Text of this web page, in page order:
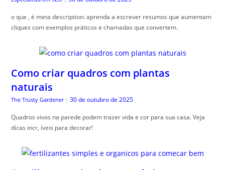
o que , é meta description: aprenda a escrever resumos que aumentam
cliques com exemplos práticos e chamadas que convertem.
Como criar quadros com plantas
naturais
The Trusty Gardener | 30 de outubro de 2025
Quadros vivos na parede podem trazer vida e cor para sua casa. Veja
dicas incr, íveis para decorar!